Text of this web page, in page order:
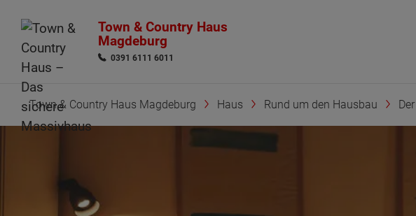
Town & Country Haus
Magdeburg
0391 6111 6011
Town & Country Haus Magdeburg Haus Rund um den Hausbau